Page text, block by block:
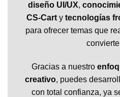
diseño UI/UX,
CS-Carty tecnologías
para ofrecer temas que
Gracias a nuestro
creativo, puedes
con total confianza, ya